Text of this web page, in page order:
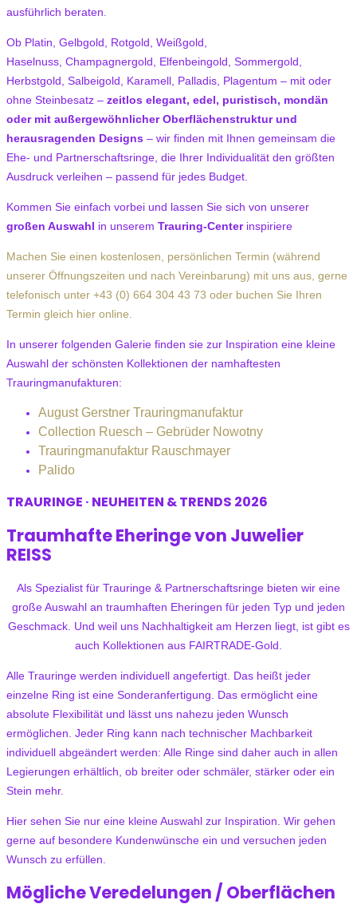
ausführlich beraten.
Ob Platin, Gelbgold, Rotgold, Weißgold,
Haselnuss, Champagnergold, Elfenbeingold, Sommergold,
Herbstgold, Salbeigold, Karamell, Palladis, Plagentum – mit oder
ohne Steinbesatz – zeitlos elegant, edel, puristisch, mondän
oder mit außergewöhnlicher Oberflächenstruktur und
herausragenden Designs – wir finden mit Ihnen gemeinsam die
Ehe- und Partnerschaftsringe, die Ihrer Individualität den größten
Ausdruck verleihen – passend für jedes Budget.
Kommen Sie einfach vorbei und lassen Sie sich von unserer
großen Auswahl in unserem Trauring-Centerinspiriere
Machen Sie einen kostenlosen, persönlichen Termin (während
unserer Öffnungszeiten und nach Vereinbarung) mit uns aus, gerne
telefonisch unter +43 (0) 664 304 43 73 oder buchen Sie Ihren
Termin gleich hier online.
In unserer folgenden Galerie finden sie zur Inspiration eine kleine
Auswahl der schönsten Kollektionen der namhaftesten
Trauringmanufakturen:
August Gerstner Trauringmanufaktur
Collection Ruesch – Gebrüder Nowotny
Trauringmanufaktur Rauschmayer
Palido
TRAURINGE · NEUHEITEN & TRENDS 2026
Traumhafte Eheringe von Juwelier
REISS
Als Spezialist für Trauringe & Partnerschaftsringe bieten wir eine
große Auswahl an traumhaften Eheringen für jeden Typ und jeden
Geschmack. Und weil uns Nachhaltigkeit am Herzen liegt, ist gibt es
auch Kollektionen aus FAIRTRADE-Gold.
Alle Trauringe werden individuell angefertigt. Das heißt jeder
einzelne Ring ist eine Sonderanfertigung. Das ermöglicht eine
absolute Flexibilität und lässt uns nahezu jeden Wunsch
ermöglichen. Jeder Ring kann nach technischer Machbarkeit
individuell abgeändert werden: Alle Ringe sind daher auch in allen
Legierungen erhältlich, ob breiter oder schmäler, stärker oder ein
Stein mehr.
Hier sehen Sie nur eine kleine Auswahl zur Inspiration. Wir gehen
gerne auf besondere Kundenwünsche ein und versuchen jeden
Wunsch zu erfüllen.
Mögliche Veredelungen / Oberflächen